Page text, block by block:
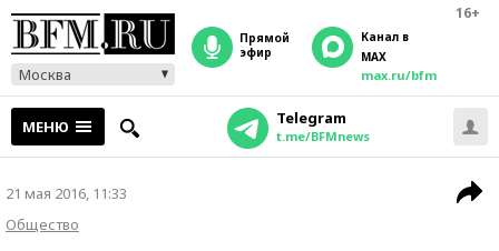
16+
Москва
прямой
эфир
Канал в
MAX
max.ru/bfm
МЕНЮ Telegram
t.me/BFMnews
21 мая 2016, 11:33
Общество